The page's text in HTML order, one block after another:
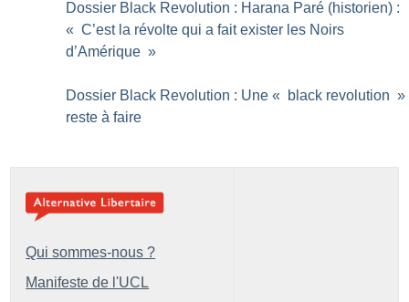
Dossier Black Revolution : Harana Paré (historien) :
« C’est la révolte qui a fait exister les Noirs
d’Amérique »
Dossier Black Revolution : Une « black revolution »
reste à faire
Qui sommes-nous ?
Manifeste de l'UCL